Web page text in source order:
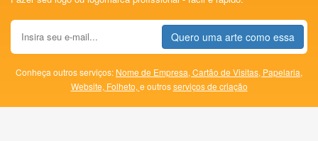
Quero uma arte como essa
Conheça outros serviços: Nome de Empresa, Cartão de Visitas, Papelaria,
Website, Folheto, e outrosserviços de criação